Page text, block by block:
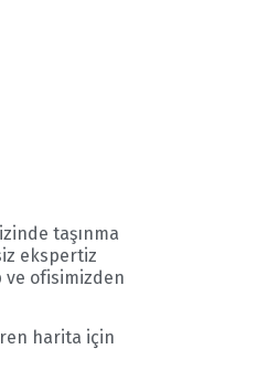
taşınma
ekspertiz
ve ofisimizden
harita için